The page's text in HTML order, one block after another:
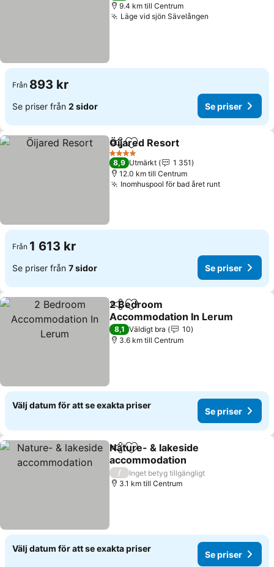
9.4 km till Centrum
Läge vid sjön Sävelången
Från 893 kr
Se priser från 2 sidor Se priser
Dela Lägg till i Mina Favoriter
Öijared Resort
4 Stjärnor
8,9 Utmärkt
1 351
12.0 km till Centrum
Inomhuspool för bad året runt
Från 1 613 kr
Se priser från 7 sidor Se priser
Dela Lägg till i Mina Favoriter
2 Bedroom
Accommodation In Lerum
8,1 Väldigt bra
10
3.6 km till Centrum
Välj datum för att se exakta priser
Se priser
Dela Lägg till i Mina Favoriter
Nature- & lakeside
accommodation
/
Inget betyg tillgängligt
3.1 km till Centrum
Välj datum för att se exakta priser
Se priser